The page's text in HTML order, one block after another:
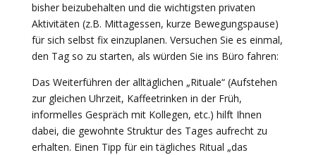
bisher beizubehalten und die wichtigsten privaten
Aktivitäten (z.B. Mittagessen, kurze Bewegungspause)
für sich selbst fix einzuplanen. Versuchen Sie es einmal,
den Tag so zu starten, als würden Sie ins Büro fahren:
Das Weiterführen der alltäglichen „Rituale“ (Aufstehen
zur gleichen Uhrzeit, Kaffeetrinken in der Früh,
informelles Gespräch mit Kollegen, etc.) hilft Ihnen
dabei, die gewohnte Struktur des Tages aufrecht zu
erhalten. Einen Tipp für ein tägliches Ritual „das